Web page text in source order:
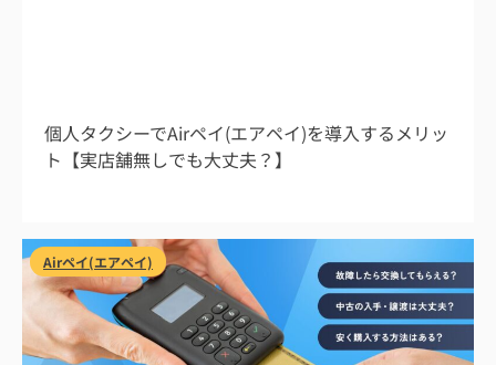
個人タクシーでAirペイ(エアペイ)を導入するメリッ
ト【実店舗無しでも大丈夫？】
Airペイ(エアペイ)